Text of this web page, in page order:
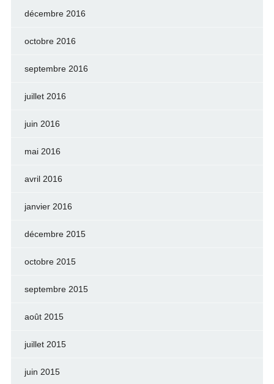
décembre 2016
octobre 2016
septembre 2016
juillet 2016
juin 2016
mai 2016
avril 2016
janvier 2016
décembre 2015
octobre 2015
septembre 2015
août 2015
juillet 2015
juin 2015